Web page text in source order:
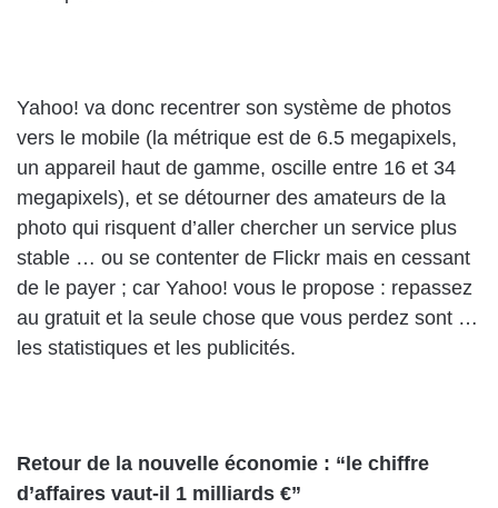
Yahoo! va donc recentrer son système de photos
vers le mobile (la métrique est de 6.5 megapixels,
un appareil haut de gamme, oscille entre 16 et 34
megapixels), et se détourner des amateurs de la
photo qui risquent d’aller chercher un service plus
stable … ou se contenter de Flickr mais en cessant
de le payer ; car Yahoo! vous le propose : repassez
au gratuit et la seule chose que vous perdez sont …
les statistiques et les publicités.
Retour de la nouvelle économie : “le chiffre
d’affaires vaut-il 1 milliards €”